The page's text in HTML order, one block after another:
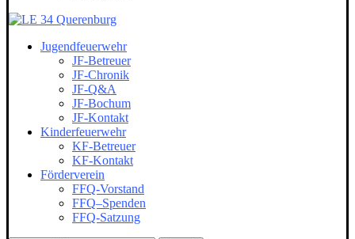
Jugendfeuerwehr
JF-Betreuer
JF-Chronik
JF-Q&A
JF-Bochum
JF-Kontakt
Kinderfeuerwehr
KF-Betreuer
KF-Kontakt
Förderverein
FFQ-Vorstand
FFQ–Spenden
FFQ-Satzung